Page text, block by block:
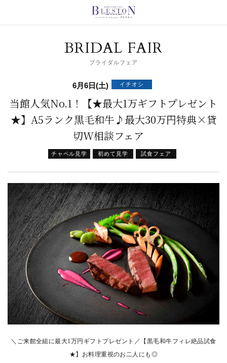
BRIDAL FAIR
ブライダルフェア
6月6日(土) イチオシ
当館人気No.1！【★最大1万ギフトプレゼント
★】A5ランク黒毛和牛♪最大30万円特典×貸
切W相談フェア
チャペル見学 初めて見学 試食フェア
＼ご来館全組に最大1万円ギフトプレゼント／【黒毛和牛フィレ絶品試食
★】お料理重視のお二人にも◎